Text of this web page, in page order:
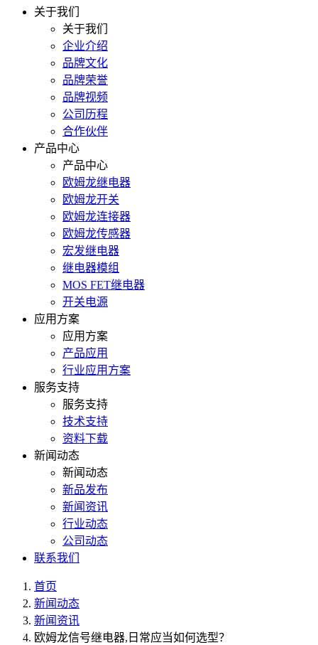
关于我们
关于我们
企业介绍
品牌文化
品牌荣誉
品牌视频
公司历程
合作伙伴
产品中心
产品中心
欧姆龙继电器
欧姆龙开关
欧姆龙连接器
欧姆龙传感器
宏发继电器
继电器模组
MOS FET继电器
开关电源
应用方案
应用方案
产品应用
行业应用方案
服务支持
服务支持
技术支持
资料下载
新闻动态
新闻动态
新品发布
新闻资讯
行业动态
公司动态
联系我们
首页
新闻动态
新闻资讯
欧姆龙信号继电器,日常应当如何选型？